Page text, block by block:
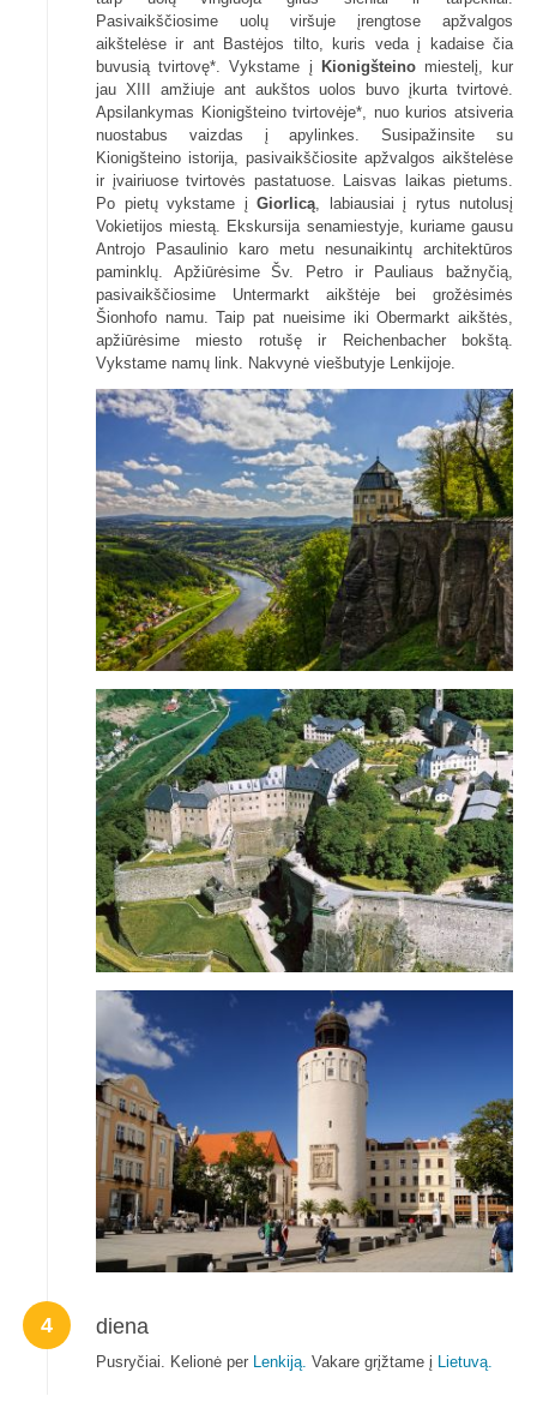
Pasivaikščiosime uolų viršuje įrengtose apžvalgos
aikštelėse ir ant Bastėjos tilto, kuris veda į kadaise čia
buvusią tvirtovę*. Vykstame į Kionigšteinomiestelį, kur
jau XIII amžiuje ant aukštos uolos buvo įkurta tvirtovė.
Apsilankymas Kionigšteino tvirtovėje*, nuo kurios atsiveria
nuostabus vaizdas į apylinkes. Susipažinsite su
Kionigšteino istorija, pasivaikščiosite apžvalgos aikštelėse
ir įvairiuose tvirtovės pastatuose. Laisvas laikas pietums.
Po pietų vykstame į Giorlicą, labiausiai į rytus nutolusį
Vokietijos miestą. Ekskursija senamiestyje, kuriame gausu
Antrojo Pasaulinio karo metu nesunaikintų architektūros
paminklų. Apžiūrėsime Šv. Petro ir Pauliaus bažnyčią,
pasivaikščiosime Untermarkt aikštėje bei grožėsimės
Šionhofo namu. Taip pat nueisime iki Obermarkt aikštės,
apžiūrėsime miesto rotušę ir Reichenbacher bokštą.
Vykstame namų link. Nakvynė viešbutyje Lenkijoje.
4 diena
Pusryčiai. Kelionė per Lenkiją. Vakare grįžtame į Lietuvą.